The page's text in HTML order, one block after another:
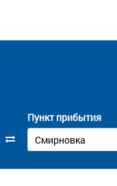
Пункт прибытия